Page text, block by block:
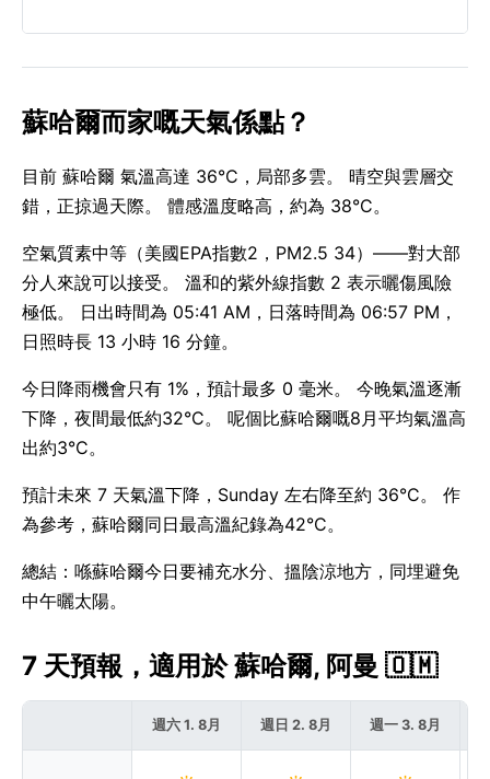
蘇哈爾而家嘅天氣係點？
目前 蘇哈爾 氣溫高達 36°C，局部多雲。 晴空與雲層交
錯，正掠過天際。 體感溫度略高，約為 38°C。
空氣質素中等（美國EPA指數2，PM2.5 34）——對大部
分人來說可以接受。 溫和的紫外線指數 2 表示曬傷風險
極低。 日出時間為 05:41 AM，日落時間為 06:57 PM，
日照時長 13 小時 16 分鐘。
今日降雨機會只有 1%，預計最多 0 毫米。 今晚氣溫逐漸
下降，夜間最低約32°C。 呢個比蘇哈爾嘅8月平均氣溫高
出約3°C。
預計未來 7 天氣溫下降，Sunday 左右降至約 36°C。 作
為參考，蘇哈爾同日最高溫紀錄為42°C。
總結：喺蘇哈爾今日要補充水分、搵陰涼地方，同埋避免
中午曬太陽。
7 天預報，適用於 蘇哈爾, 阿曼 🇴🇲
週六 1. 8月 週日 2. 8月 週一 3. 8月